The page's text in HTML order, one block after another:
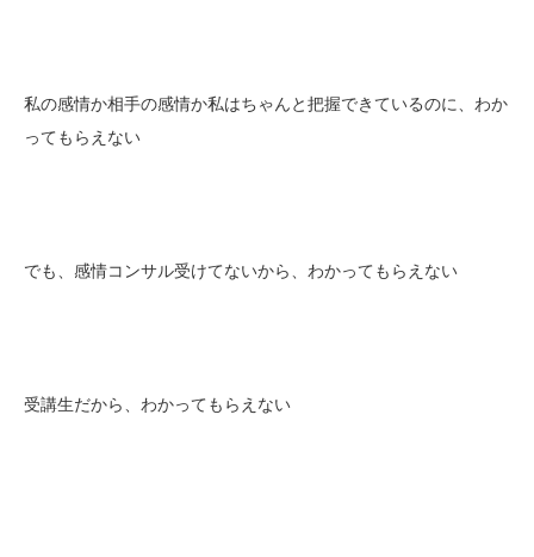
私の感情か相手の感情か私はちゃんと把握できているのに、わか
ってもらえない
でも、感情コンサル受けてないから、わかってもらえない
受講生だから、わかってもらえない